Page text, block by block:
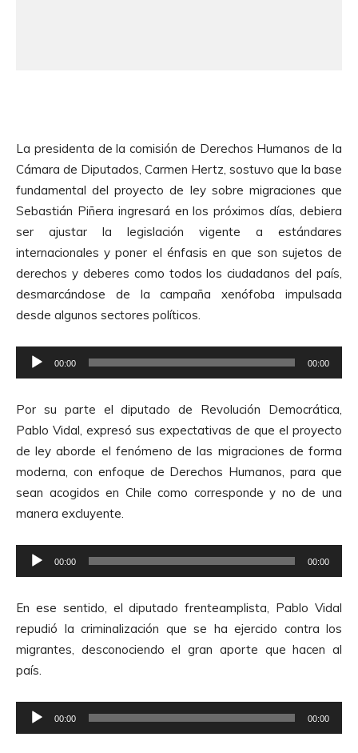
La presidenta de la comisión de Derechos Humanos de la
Cámara de Diputados, Carmen Hertz, sostuvo que la base
fundamental del proyecto de ley sobre migraciones que
Sebastián Piñera ingresará en los próximos días, debiera
ser ajustar la legislación vigente a estándares
internacionales y poner el énfasis en que son sujetos de
derechos y deberes como todos los ciudadanos del país,
desmarcándose de la campaña xenófoba impulsada
desde algunos sectores políticos.
e
r
o
d
u
c
t
o
e
A
u
d
00:00 00:00
Por su parte el diputado de Revolución Democrática,
Pablo Vidal, expresó sus expectativas de que el proyecto
de ley aborde el fenómeno de las migraciones de forma
moderna, con enfoque de Derechos Humanos, para que
sean acogidos en Chile como corresponde y no de una
manera excluyente.
e
r
o
d
u
c
00:00 00:00
En ese sentido, el diputado frenteamplista, Pablo Vidal
repudió la criminalización que se ha ejercido contra los
migrantes, desconociendo el gran aporte que hacen al
país.
e
00:00 00:00